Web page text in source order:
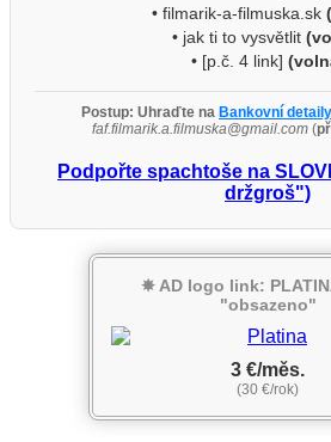
• filmarik-a-filmuska.sk
• jak ti to vysvětlit
• [p.č. 4 link]
Postup: Uhraďte na Bankovní detaily
faf.filmarik.a.filmuska@gmail.com (
Podpořte spachtoše na
držgroš")
✵ AD logo link:
"obsazeno"
3 €/měs.
(30 €/rok)